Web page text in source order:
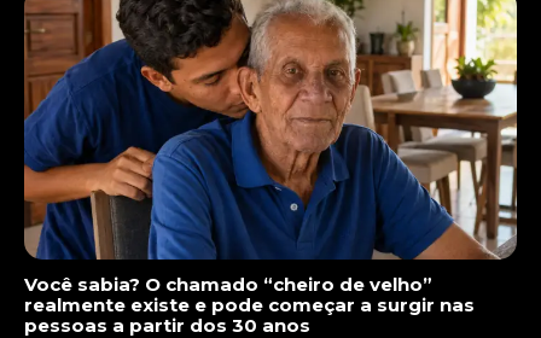
Você sabia? O chamado “cheiro de velho”
realmente existe e pode começar a surgir nas
pessoas a partir dos 30 anos